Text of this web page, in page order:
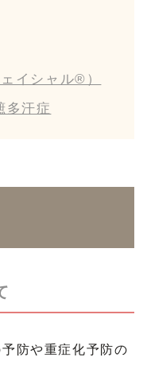
イシャル®︎）
多汗症
防や重症化予防の